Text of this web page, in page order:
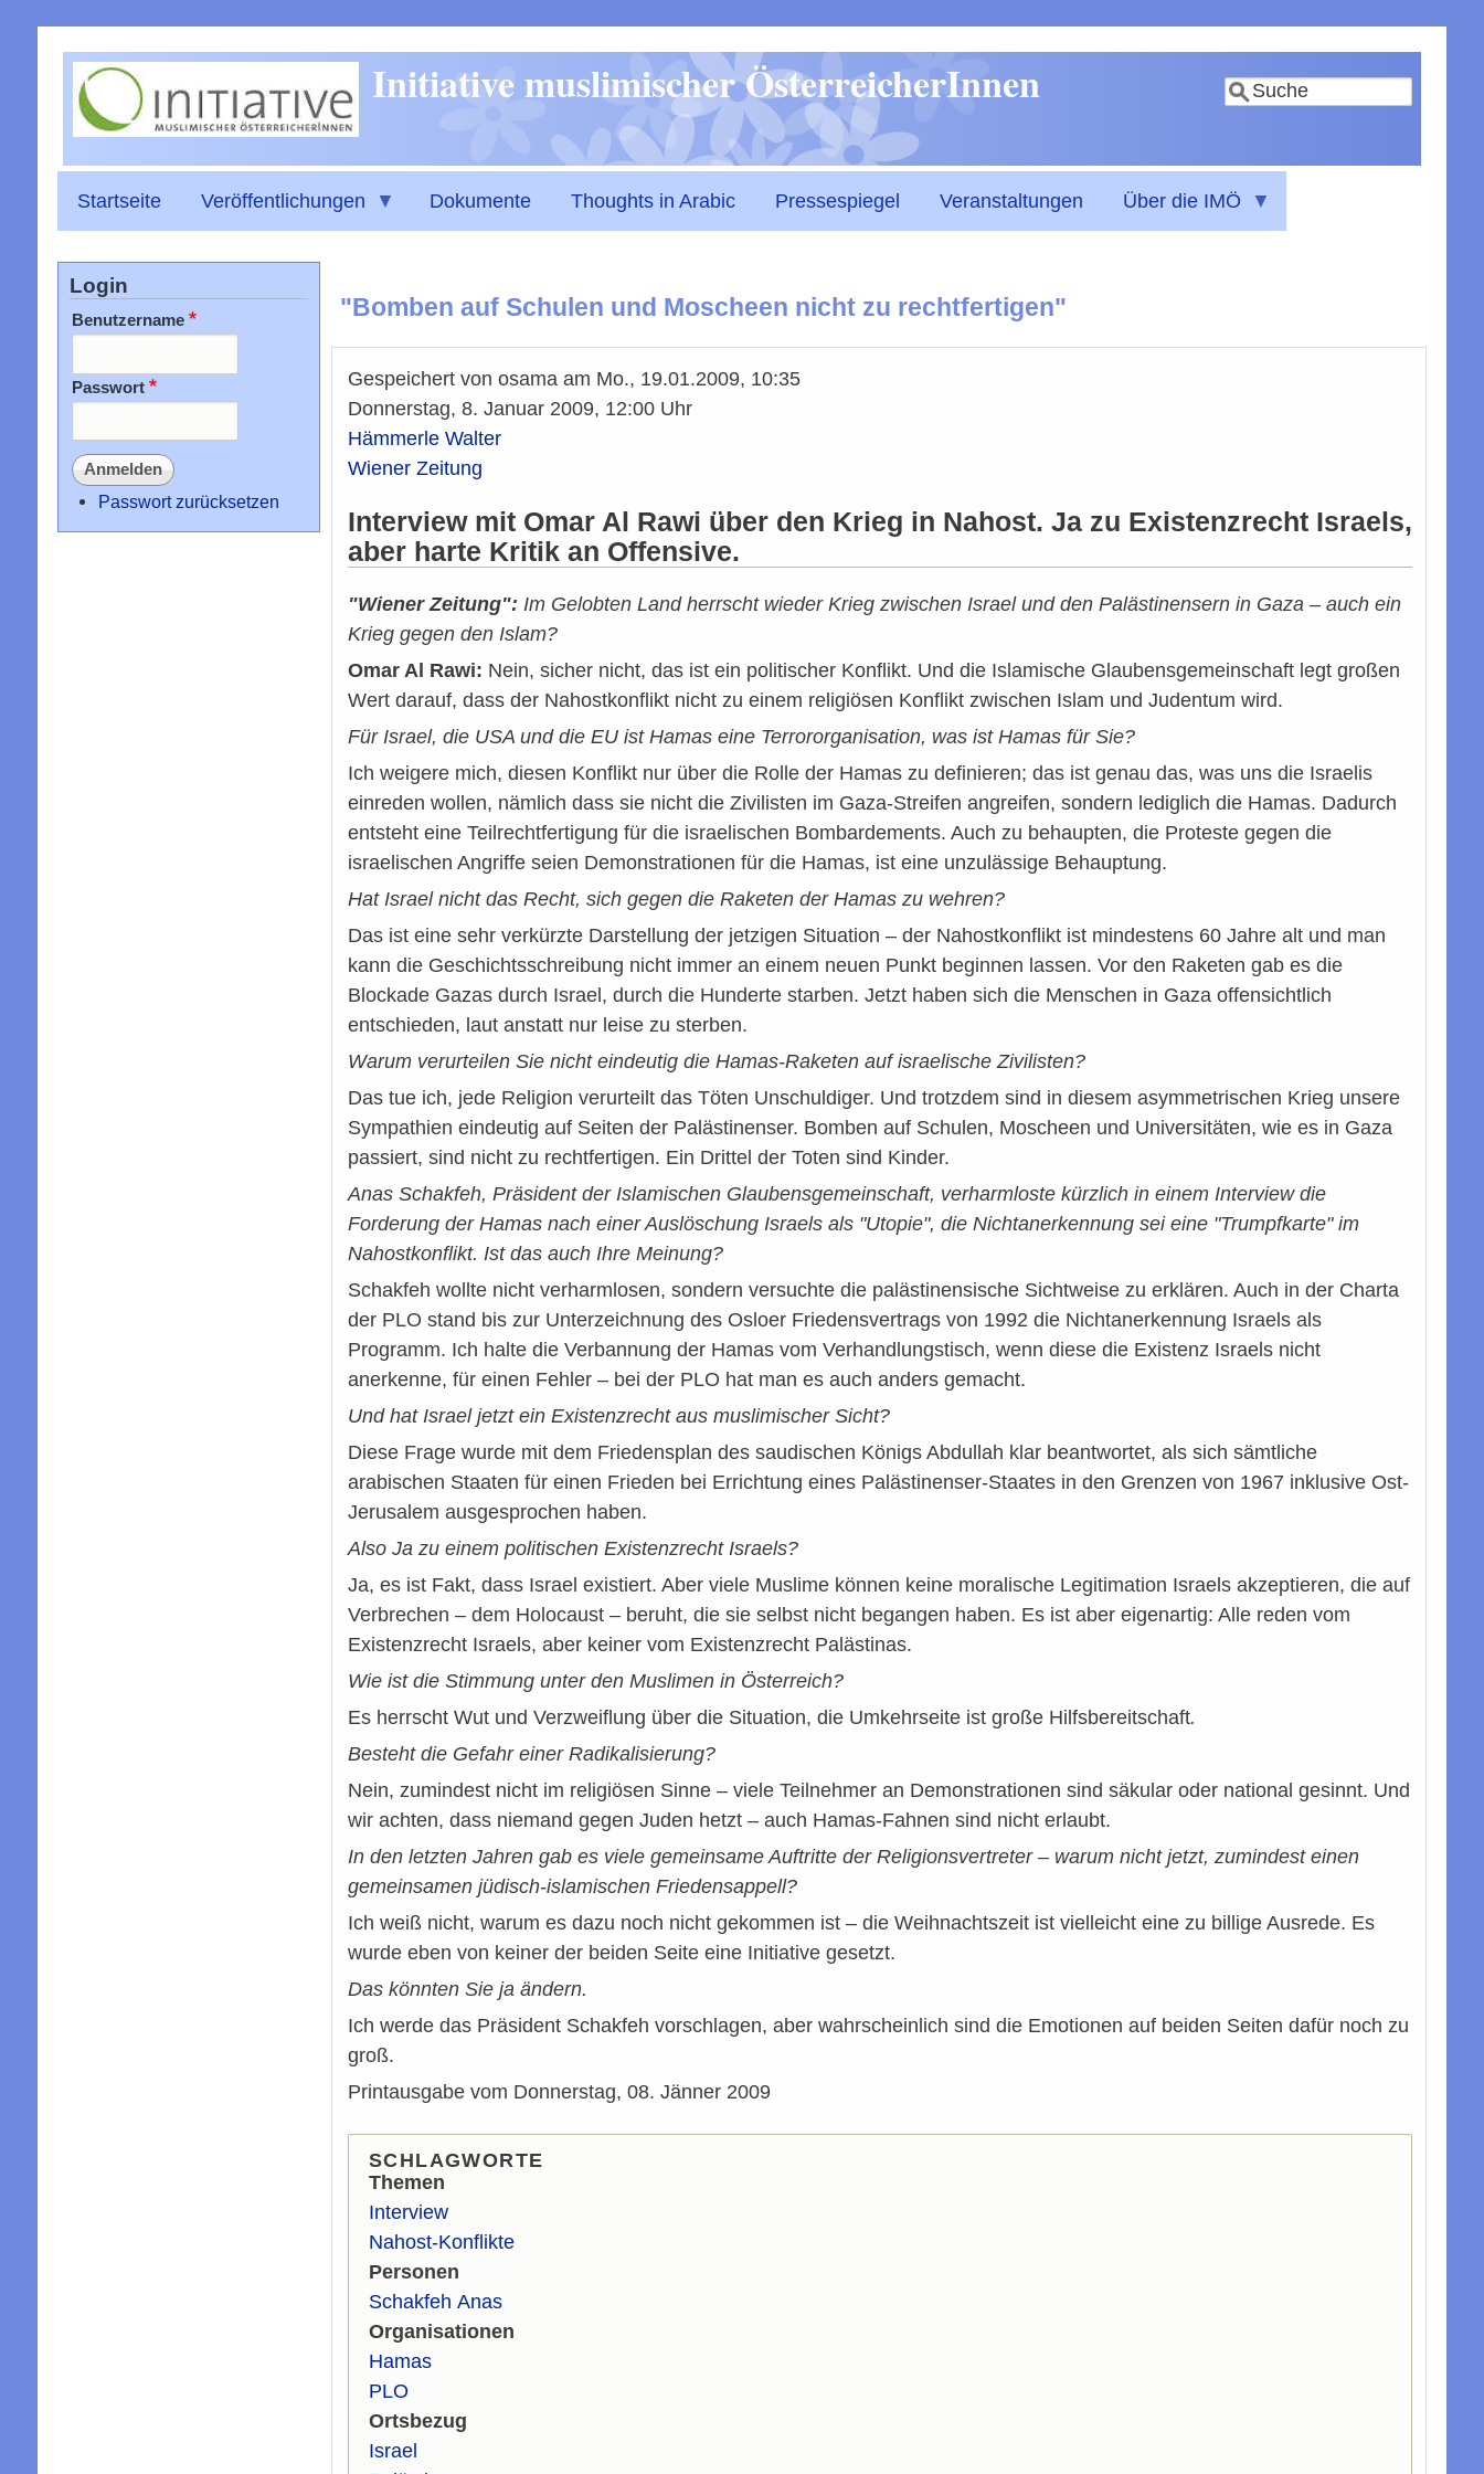
zum
Inhalt
Suche
Initiative muslimischer ÖsterreicherInnen
Startseite Veröffentlichungen Dokumente Thoughts in Arabic Pressespiegel Veranstaltungen Über die IMÖ
"Bomben auf Schulen und Moscheen nicht zu rechtfertigen"
Gespeichert von osama am Mo., 19.01.2009, 10:35
Donnerstag, 8. Januar 2009, 12:00 Uhr
Hämmerle Walter
Wiener Zeitung
Interview mit Omar Al Rawi über den Krieg in Nahost. Ja zu Existenzrecht Israels,
aber harte Kritik an Offensive.
"Wiener Zeitung": Im Gelobten Land herrscht wieder Krieg zwischen Israel und den Palästinensern in Gaza – auch ein
Krieg gegen den Islam?
Omar Al Rawi: Nein, sicher nicht, das ist ein politischer Konflikt. Und die Islamische Glaubensgemeinschaft legt großen
Wert darauf, dass der Nahostkonflikt nicht zu einem religiösen Konflikt zwischen Islam und Judentum wird.
Für Israel, die USA und die EU ist Hamas eine Terrororganisation, was ist Hamas für Sie?
Ich weigere mich, diesen Konflikt nur über die Rolle der Hamas zu definieren; das ist genau das, was uns die Israelis
einreden wollen, nämlich dass sie nicht die Zivilisten im Gaza-Streifen angreifen, sondern lediglich die Hamas. Dadurch
entsteht eine Teilrechtfertigung für die israelischen Bombardements. Auch zu behaupten, die Proteste gegen die
israelischen Angriffe seien Demonstrationen für die Hamas, ist eine unzulässige Behauptung.
Hat Israel nicht das Recht, sich gegen die Raketen der Hamas zu wehren?
Das ist eine sehr verkürzte Darstellung der jetzigen Situation – der Nahostkonflikt ist mindestens 60 Jahre alt und man
kann die Geschichtsschreibung nicht immer an einem neuen Punkt beginnen lassen. Vor den Raketen gab es die
Blockade Gazas durch Israel, durch die Hunderte starben. Jetzt haben sich die Menschen in Gaza offensichtlich
entschieden, laut anstatt nur leise zu sterben.
Warum verurteilen Sie nicht eindeutig die Hamas-Raketen auf israelische Zivilisten?
Das tue ich, jede Religion verurteilt das Töten Unschuldiger. Und trotzdem sind in diesem asymmetrischen Krieg unsere
Sympathien eindeutig auf Seiten der Palästinenser. Bomben auf Schulen, Moscheen und Universitäten, wie es in Gaza
passiert, sind nicht zu rechtfertigen. Ein Drittel der Toten sind Kinder.
Anas Schakfeh, Präsident der Islamischen Glaubensgemeinschaft, verharmloste kürzlich in einem Interview die
Forderung der Hamas nach einer Auslöschung Israels als "Utopie", die Nichtanerkennung sei eine "Trumpfkarte" im
Nahostkonflikt. Ist das auch Ihre Meinung?
Schakfeh wollte nicht verharmlosen, sondern versuchte die palästinensische Sichtweise zu erklären. Auch in der Charta
der PLO stand bis zur Unterzeichnung des Osloer Friedensvertrags von 1992 die Nichtanerkennung Israels als
Programm. Ich halte die Verbannung der Hamas vom Verhandlungstisch, wenn diese die Existenz Israels nicht
anerkenne, für einen Fehler – bei der PLO hat man es auch anders gemacht.
Und hat Israel jetzt ein Existenzrecht aus muslimischer Sicht?
Diese Frage wurde mit dem Friedensplan des saudischen Königs Abdullah klar beantwortet, als sich sämtliche
arabischen Staaten für einen Frieden bei Errichtung eines Palästinenser-Staates in den Grenzen von 1967 inklusive Ost-
Jerusalem ausgesprochen haben.
Also Ja zu einem politischen Existenzrecht Israels?
Ja, es ist Fakt, dass Israel existiert. Aber viele Muslime können keine moralische Legitimation Israels akzeptieren, die auf
Verbrechen – dem Holocaust – beruht, die sie selbst nicht begangen haben. Es ist aber eigenartig: Alle reden vom
Existenzrecht Israels, aber keiner vom Existenzrecht Palästinas.
Wie ist die Stimmung unter den Muslimen in Österreich?
Es herrscht Wut und Verzweiflung über die Situation, die Umkehrseite ist große Hilfsbereitschaft.
Besteht die Gefahr einer Radikalisierung?
Nein, zumindest nicht im religiösen Sinne – viele Teilnehmer an Demonstrationen sind säkular oder national gesinnt. Und
wir achten, dass niemand gegen Juden hetzt – auch Hamas-Fahnen sind nicht erlaubt.
In den letzten Jahren gab es viele gemeinsame Auftritte der Religionsvertreter – warum nicht jetzt, zumindest einen
gemeinsamen jüdisch-islamischen Friedensappell?
Ich weiß nicht, warum es dazu noch nicht gekommen ist – die Weihnachtszeit ist vielleicht eine zu billige Ausrede. Es
wurde eben von keiner der beiden Seite eine Initiative gesetzt.
Das könnten Sie ja ändern.
Ich werde das Präsident Schakfeh vorschlagen, aber wahrscheinlich sind die Emotionen auf beiden Seiten dafür noch zu
groß.
Printausgabe vom Donnerstag, 08. Jänner 2009
SCHLAGWORTE
Themen
Interview
Nahost-Konflikte
Personen
Schakfeh Anas
Organisationen
Hamas
PLO
Ortsbezug
Israel
Login
Benutzername
Passwort
Passwort zurücksetzen